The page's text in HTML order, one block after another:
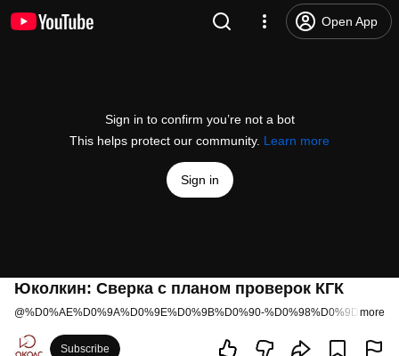
Open App
Sign in to confirm you’re not a bot
This helps protect our community. Learn more
Sign in
Юколкин: Сверка с планом проверок КГК
@%D0%AE%D0%9A%D0%9E%D0%9B%D0%90- more
Subscribe